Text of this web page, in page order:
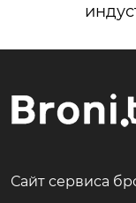
Сайт сервиса